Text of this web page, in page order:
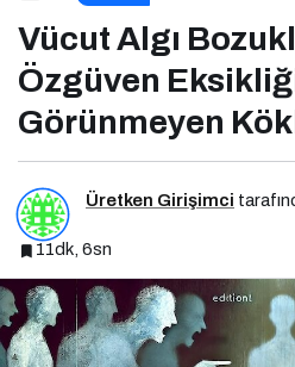
Vücut Algı
Özgüven
Görünmeyen
Üretken Girişimci
11dk, 6sn